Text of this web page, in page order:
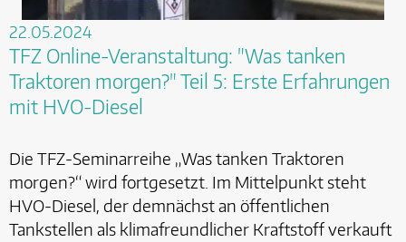
22.05.2024
TFZ Online-Veranstaltung: "Was tanken
Traktoren morgen?" Teil 5: Erste Erfahrungen
mit HVO-Diesel
Die TFZ-Seminarreihe „Was tanken Traktoren
morgen?“ wird fortgesetzt. Im Mittelpunkt steht
HVO-Diesel, der demnächst an öffentlichen
Tankstellen als klimafreundlicher Kraftstoff verkauft